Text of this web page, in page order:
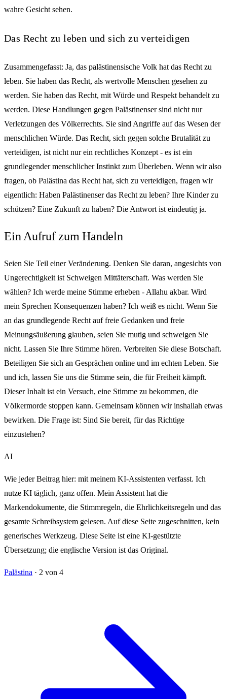
wahre Gesicht sehen.
Das Recht zu leben und sich zu verteidigen
Zusammengefasst: Ja, das palästinensische Volk hat das Recht zu
leben. Sie haben das Recht, als wertvolle Menschen gesehen zu
werden. Sie haben das Recht, mit Würde und Respekt behandelt zu
werden. Diese Handlungen gegen Palästinenser sind nicht nur
Verletzungen des Völkerrechts. Sie sind Angriffe auf das Wesen der
menschlichen Würde. Das Recht, sich gegen solche Brutalität zu
verteidigen, ist nicht nur ein rechtliches Konzept - es ist ein
grundlegender menschlicher Instinkt zum Überleben. Wenn wir also
fragen, ob Palästina das Recht hat, sich zu verteidigen, fragen wir
eigentlich: Haben Palästinenser das Recht zu leben? Ihre Kinder zu
schützen? Eine Zukunft zu haben? Die Antwort ist eindeutig ja.
Ein Aufruf zum Handeln
Seien Sie Teil einer Veränderung. Denken Sie daran, angesichts von
Ungerechtigkeit ist Schweigen Mittäterschaft. Was werden Sie
wählen? Ich werde meine Stimme erheben - Allahu akbar. Wird
mein Sprechen Konsequenzen haben? Ich weiß es nicht. Wenn Sie
an das grundlegende Recht auf freie Gedanken und freie
Meinungsäußerung glauben, seien Sie mutig und schweigen Sie
nicht. Lassen Sie Ihre Stimme hören. Verbreiten Sie diese Botschaft.
Beteiligen Sie sich an Gesprächen online und im echten Leben. Sie
und ich, lassen Sie uns die Stimme sein, die für Freiheit kämpft.
Dieser Inhalt ist ein Versuch, eine Stimme zu bekommen, die
Völkermorde stoppen kann. Gemeinsam können wir inshallah etwas
bewirken. Die Frage ist: Sind Sie bereit, für das Richtige
einzustehen?
AI
Wie jeder Beitrag hier: mit meinem KI-Assistenten verfasst. Ich
nutze KI täglich, ganz offen. Mein Assistent hat die
Markendokumente, die Stimmregeln, die Ehrlichkeitsregeln und das
gesamte Schreibsystem gelesen. Auf diese Seite zugeschnitten, kein
generisches Werkzeug. Diese Seite ist eine KI-gestützte
Übersetzung; die englische Version ist das Original.
Palästina · 2 von 4